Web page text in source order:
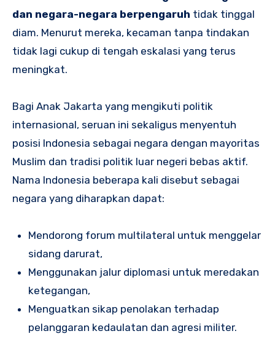
dan negara-negara berpengaruh tidak tinggal
diam. Menurut mereka, kecaman tanpa tindakan
tidak lagi cukup di tengah eskalasi yang terus
meningkat.
Bagi Anak Jakarta yang mengikuti politik
internasional, seruan ini sekaligus menyentuh
posisi Indonesia sebagai negara dengan mayoritas
Muslim dan tradisi politik luar negeri bebas aktif.
Nama Indonesia beberapa kali disebut sebagai
negara yang diharapkan dapat:
Mendorong forum multilateral untuk menggelar
sidang darurat,
Menggunakan jalur diplomasi untuk meredakan
ketegangan,
Menguatkan sikap penolakan terhadap
pelanggaran kedaulatan dan agresi militer.